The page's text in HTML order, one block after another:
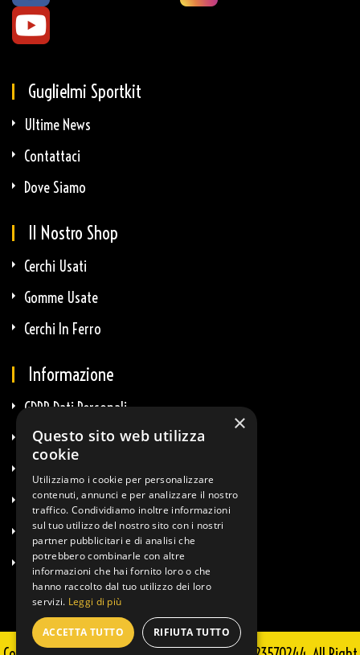
Guglielmi Sportkit
Ultime News
Contattaci
Dove Siamo
Il Nostro Shop
Cerchi Usati
Gomme Usate
Cerchi In Ferro
Informazione
GDPR Dati Personali
GDPR E-Commerce
Termini & Condizioni
Diritto Di Recesso
Info Spedizioni
×
Questo sito web utilizza
cookie
Utilizziamo i cookie per personalizzare
contenuti, annunci e per analizzare il nostro
traffico. Condividiamo inoltre informazioni
sul tuo utilizzo del nostro sito con i nostri
partner pubblicitari e di analisi che
potrebbero combinarle con altre
informazioni che hai fornito loro o che
hanno raccolto dal tuo utilizzo dei loro
servizi. Leggi di più
ACCETTA TUTTO RIFIUTA TUTTO